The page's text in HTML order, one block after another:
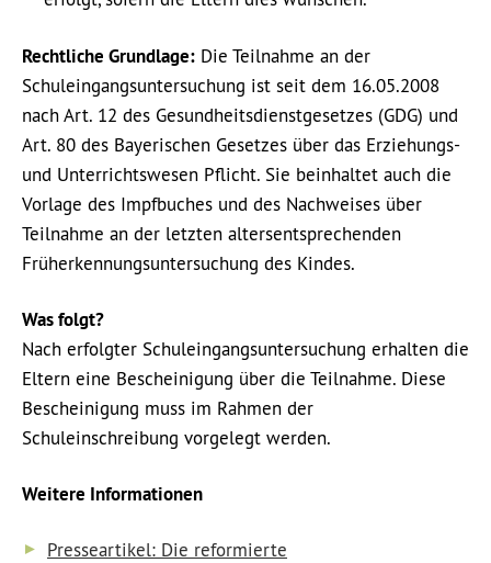
Rechtliche Grundlage: Die Teilnahme an der
Schuleingangsuntersuchung ist seit dem 16.05.2008
nach Art. 12 des Gesundheitsdienstgesetzes (GDG) und
Art. 80 des Bayerischen Gesetzes über das Erziehungs-
und Unterrichtswesen Pflicht. Sie beinhaltet auch die
Vorlage des Impfbuches und des Nachweises über
Teilnahme an der letzten altersentsprechenden
Früherkennungsuntersuchung des Kindes.
Was folgt?
Nach erfolgter Schuleingangsuntersuchung erhalten die
Eltern eine Bescheinigung über die Teilnahme. Diese
Bescheinigung muss im Rahmen der
Schuleinschreibung vorgelegt werden.
Weitere Informationen
Presseartikel: Die reformierte